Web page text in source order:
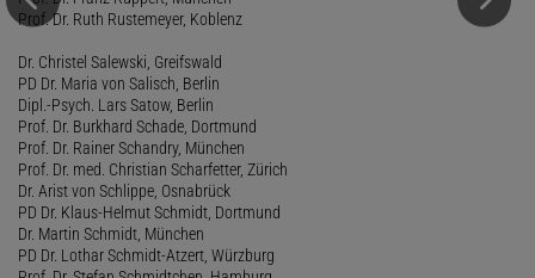
Prof. Dr. Ruth Rustemeyer, Koblenz
Dr. Christel Salewski, Greifswald
PD Dr. Maria von Salisch, Berlin
Dipl.-Psych. Lars Satow, Berlin
Prof. Dr. Burkhard Schade, Dortmund
Prof. Dr. Rainer Schandry, München
Prof. Dr. med. Christian Scharfetter, Zürich
Dr. Arist von Schlippe, Osnabrück
PD Dr. Klaus-Helmut Schmidt, Dortmund
Dr. Martin Schmidt, München
PD Dr. Lothar Schmidt-Atzert, Würzburg